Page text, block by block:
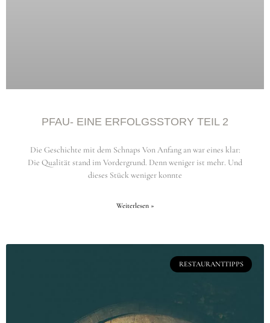
PFAU- EINE ERFOLGSSTORY TEIL 2
Die Geschichte mit dem Schnaps Von Anfang an war eines klar:
Die Qualität stand im Vordergrund. Denn weniger ist mehr. Und
dieses Stück weniger konnte
Weiterlesen »
RESTAURANTTIPPS